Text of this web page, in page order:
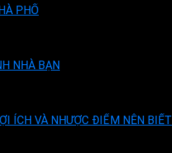
PHỐ
NHÀ BẠN
ÍCH VÀ NHƯỢC ĐIỂM NÊN BIẾT